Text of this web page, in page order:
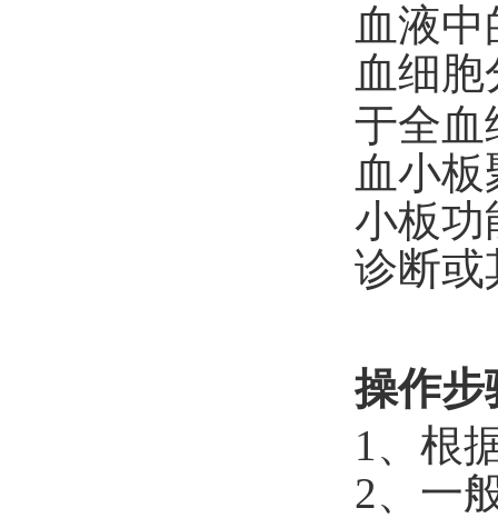
血液
血细
于全血
血小
小板功
诊断或
操作步
1、 根
2、 一